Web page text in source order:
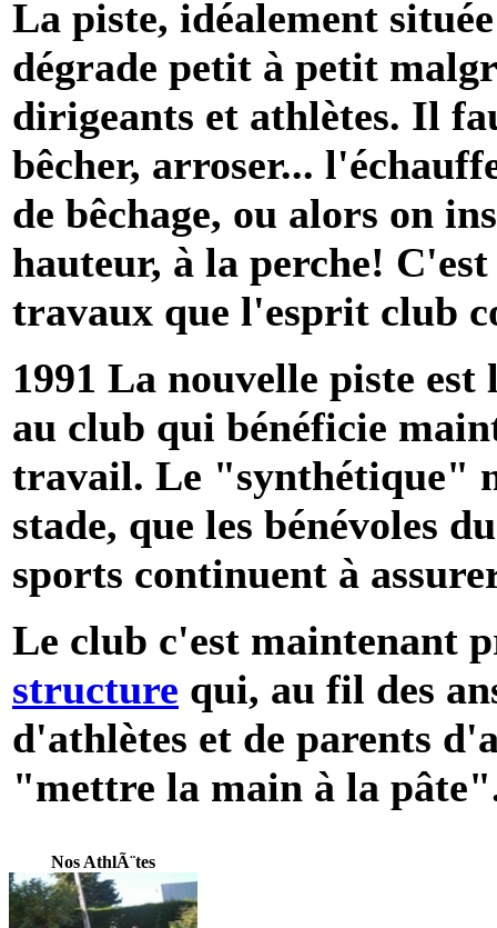
La piste, idéalement
dégrade petit à petit
dirigeants et athlètes. Il
bêcher, arroser...
de bêchage, ou alors on
hauteur, à la perche!
travaux que l'esprit club
1991 La nouvelle piste est
au club qui bénéficie
travail. Le "synthétique"
stade, que les bénévoles
sports continuent à
Le club c'est maintenant
structure qui, au fil des
d'athlètes et de parents
"mettre la main à la
Nos AthlÃ¨tes